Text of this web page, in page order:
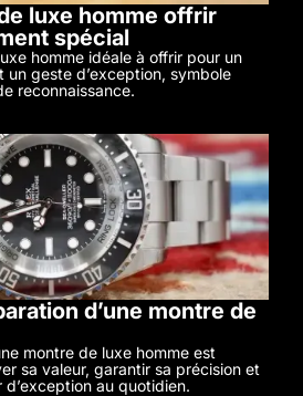
luxe homme offrir
spécial
homme idéale à offrir pour un
un geste d’exception, symbole
reconnaissance.
d’une montre de
montre de luxe homme est
sa valeur, garantir sa précision et
au quotidien.